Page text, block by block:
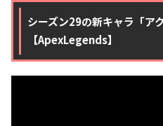
シーズン29の新キャラ「ア
【ApexLegends】